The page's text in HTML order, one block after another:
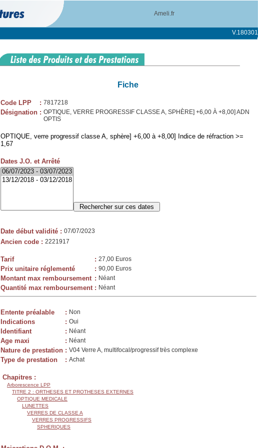
Ameli.fr
V.180301
Fiche
Code LPP : 7817218
Désignation : OPTIQUE, VERRE PROGRESSIF CLASSE A, SPHÈRE] +6,00 À +8,00] ADN
OPTIS
OPTIQUE, verre progressif classe A, sphère] +6,00 à +8,00] Indice de réfraction >=
1,67
Dates J.O. et Arrêté
Date début validité : 07/07/2023
Ancien code : 2221917
Tarif : 27,00 Euros
Prix unitaire réglementé : 90,00 Euros
Montant max remboursement : Néant
Quantité max remboursement : Néant
Entente préalable : Non
Indications : Oui
Identifiant : Néant
Age maxi : Néant
Nature de prestation : V04 Verre A, multifocal/progressif très complexe
Type de prestation : Achat
Chapitres :
Arborescence LPP
TITRE 2 : ORTHESES ET PROTHESES EXTERNES
OPTIQUE MEDICALE
LUNETTES
VERRES DE CLASSE A
VERRES PROGRESSIFS
SPHERIQUES